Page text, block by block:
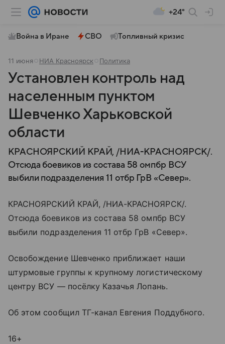
+24°
Война в Иране СВО Топливный кризис
11 июня НИА Красноярск Политика
Установлен контроль над
населенным пунктом
Шевченко Харьковской
области
КРАСНОЯРСКИЙ КРАЙ, /НИА-КРАСНОЯРСК/.
Отсюда боевиков из состава 58 омпбр ВСУ
выбили подразделения 11 отбр ГрВ «Север».
КРАСНОЯРСКИЙ КРАЙ, /НИА-КРАСНОЯРСК/.
Отсюда боевиков из состава 58 омпбр ВСУ
выбили подразделения 11 отбр ГрВ «Север».
Освобождение Шевченко приближает наши
штурмовые группы к крупному логистическому
центру ВСУ — посёлку Казачья Лопань.
Об этом сообщил ТГ-канал Евгения Поддубного.
16+